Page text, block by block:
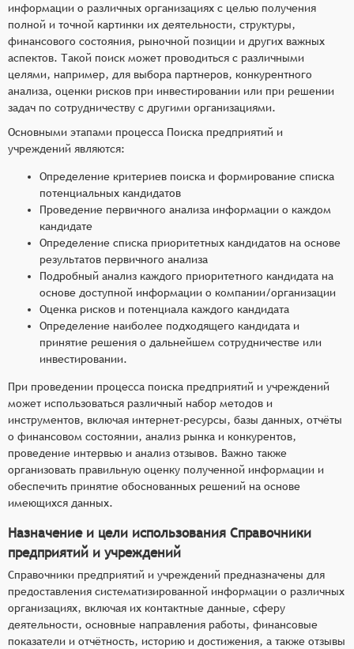
информации о различных организациях с целью получения
полной и точной картинки их деятельности, структуры,
финансового состояния, рыночной позиции и других важных
аспектов. Такой поиск может проводиться с различными
целями, например, для выбора партнеров, конкурентного
анализа, оценки рисков при инвестировании или при решении
задач по сотрудничеству с другими организациями.
Основными этапами процесса Поиска предприятий и
учреждений являются:
Определение критериев поиска и формирование списка
потенциальных кандидатов
Проведение первичного анализа информации о каждом
кандидате
Определение списка приоритетных кандидатов на основе
результатов первичного анализа
Подробный анализ каждого приоритетного кандидата на
основе доступной информации о компании/организации
Оценка рисков и потенциала каждого кандидата
Определение наиболее подходящего кандидата и
принятие решения о дальнейшем сотрудничестве или
инвестировании.
При проведении процесса поиска предприятий и учреждений
может использоваться различный набор методов и
инструментов, включая интернет-ресурсы, базы данных, отчёты
о финансовом состоянии, анализ рынка и конкурентов,
проведение интервью и анализ отзывов. Важно также
организовать правильную оценку полученной информации и
обеспечить принятие обоснованных решений на основе
имеющихся данных.
Назначение и цели использования Справочники
предприятий и учреждений
Справочники предприятий и учреждений предназначены для
предоставления систематизированной информации о различных
организациях, включая их контактные данные, сферу
деятельности, основные направления работы, финансовые
показатели и отчётность, историю и достижения, а также отзывы